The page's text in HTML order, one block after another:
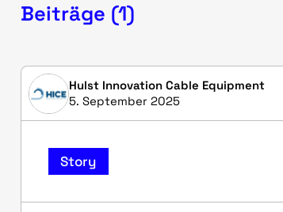
Beiträge (1)
Hulst Innovation Cable Equipment
5. September 2025
Story